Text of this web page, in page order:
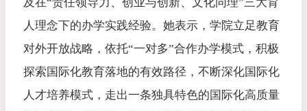
人理念下的办学实践经验。她表示，学院立足教育
对外开放战略，依托“一对多”合作办学模式，积极
探索国际化教育落地的有效路径，不断深化国际化
人才培养模式，走出一条独具特色的国际化高质量